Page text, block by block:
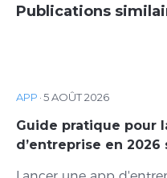
Publications
APP ·5 AOÛT 2026
Guide pratique pour
d’entreprise en